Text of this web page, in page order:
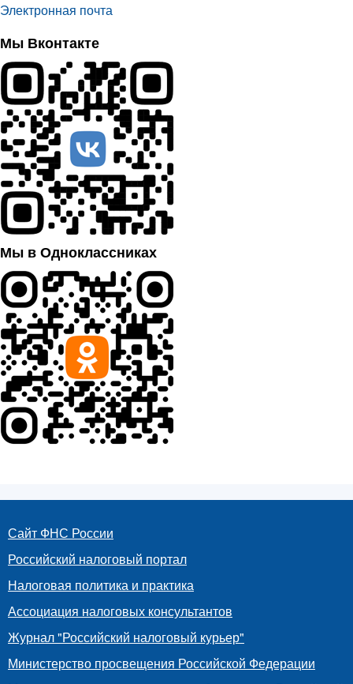
Электронная почта
Мы Вконтакте
Мы в Одноклассниках
Сайт ФНС России
Российский налоговый портал
Налоговая политика и практика
Ассоциация налоговых консультантов
Журнал "Российский налоговый курьер"
Министерство просвещения Российской Федерации